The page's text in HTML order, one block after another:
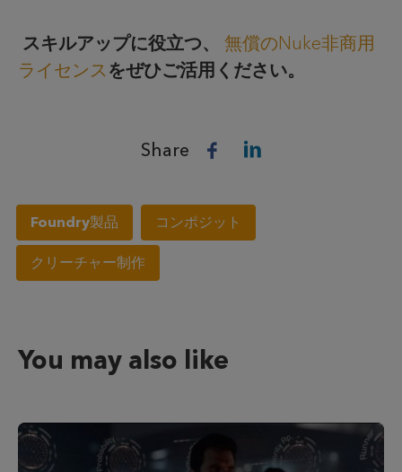
スキルアップに役立つ、 無償のNuke非商用
ライセンス をぜひご活用ください。
Share
Foundry製品 コンポジット
クリーチャー制作
You may also like